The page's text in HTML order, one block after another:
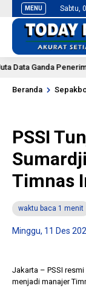
MENU Sabtu,
Ganda Penerima
Beranda
PSSI
Timnas
waktu baca 1 menit
Minggu, 11 Des
Jakarta – PSSI
menjadi manajer